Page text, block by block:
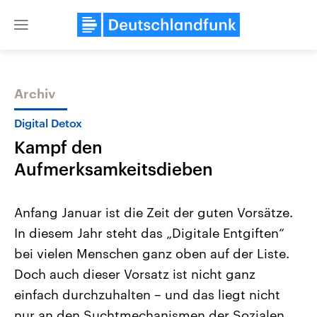
Close
Themen
Landtagswahl Sachsen-Anhalt
2026
Alle Informationen
Sachsen-Anhalt wählt am 6.
September 2026 einen neuen
Landtag. Seit 2021 wird das
Bundesland von einer Koalition aus
Aktuelle Beiträge,
Hintergründe
Wirtschaftlich und
gehören die Vereinigten
den mächtigsten Ländern
mit großem Einfluss auf
Archiv
Digital Detox
Kampf den
Aufmerksamkeitsdieben
Anfang Januar ist die Zeit der guten Vorsätze.
In diesem Jahr steht das „Digitale Entgiften“
bei vielen Menschen ganz oben auf der Liste.
Doch auch dieser Vorsatz ist nicht ganz
einfach durchzuhalten – und das liegt nicht